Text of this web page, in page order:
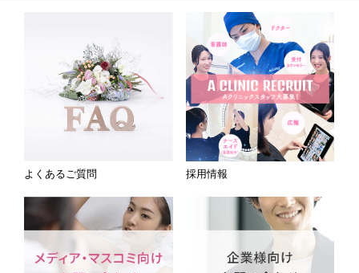
よくあるご質問 採用情報